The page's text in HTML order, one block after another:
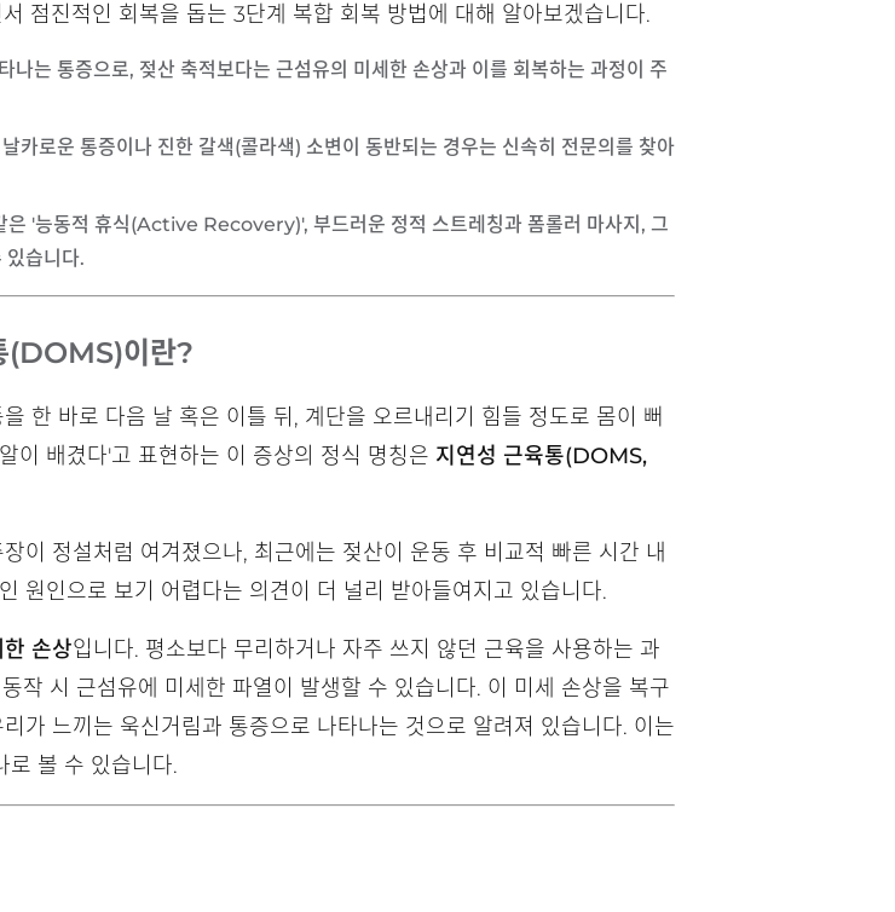
점진적인 회복을 돕는 3단계 복합 회복 방법에 대해 알아보겠습니다.
나는 통증으로, 젖산 축적보다는 근섬유의 미세한 손상과 이를 회복하는 과정이 주
카로운 통증이나 진한 갈색(콜라색) 소변이 동반되는 경우는 신속히 전문의를 찾아
은 '능동적 휴식(Active Recovery)', 부드러운 정적 스트레칭과 폼롤러 마사지, 그
있습니다.
(DOMS)이란?
한 바로 다음 날 혹은 이틀 뒤, 계단을 오르내리기 힘들 정도로 몸이 뻐
이 배겼다'고 표현하는 이 증상의 정식 명칭은 지연성 근육통(DOMS,
이 정설처럼 여겨졌으나, 최근에는 젖산이 운동 후 비교적 빠른 시간 내
원인으로 보기 어렵다는 의견이 더 널리 받아들여지고 있습니다.
손상입니다. 평소보다 무리하거나 자주 쓰지 않던 근육을 사용하는 과
작 시 근섬유에 미세한 파열이 발생할 수 있습니다. 이 미세 손상을 복구
가 느끼는 욱신거림과 통증으로 나타나는 것으로 알려져 있습니다. 이는
로 볼 수 있습니다.